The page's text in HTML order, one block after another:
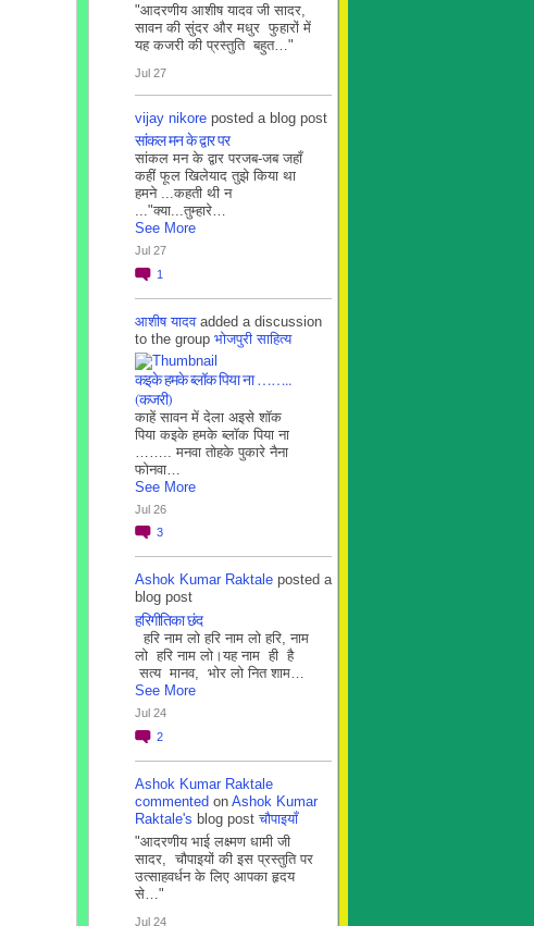
"आदरणीय आशीष यादव जी सादर,
सावन की सुंदर और मधुर फुहारों में
यह कजरी की प्रस्तुति बहुत…"
Jul 27
vijay nikore posted a blog post
सांकल मन के द्वार पर
सांकल मन के द्वार परजब-जब जहाँ
कहीं फूल खिलेयाद तुझे किया था
हमने ...कहती थी न
..."क्या...तुम्हारे…
See More
Jul 27
1
आशीष यादवadded a discussion
to the group भोजपुरी साहित्य
कइके हमके ब्लाॅक पिया ना ……..
(कजरी)
काहें सावन में देला अइसे शॉक
पिया कइके हमके ब्लाॅक पिया ना
…….. मनवा तोहके पुकारे नैना
फोनवा…
See More
Jul 26
3
Ashok Kumar Raktale posted a
blog post
हरिगीतिका छंद
हरि नाम लो हरि नाम लो हरि, नाम
लो हरि नाम लो।यह नाम ही है
सत्य मानव, भोर लो नित शाम…
See More
Jul 24
2
Ashok Kumar Raktale
commented on Ashok Kumar
Raktale's blog postचौपाइयाँ
"आदरणीय भाई लक्ष्मण धामी जी
सादर, चौपाइयों की इस प्रस्तुति पर
उत्साहवर्धन के लिए आपका हृदय
से…"
Jul 24